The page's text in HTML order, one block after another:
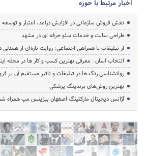
اخبار مرتبط با حوزه
نقش فروش سازمانی در افزایش درآمد، اعتبار و توسعه
طراحی سایت و خدمات سئو حرفه ای در مشهد
از تبلیغات تا همراهی اجتماعی؛ روایت تازه‌ای از
انتخاب آسان : معرفی بهترین کسب و کار ها در مجله
روانشناسی رنگ ها در تبلیغات و تاثیر مستقیم آن بر
بهترین روش‌های برندینگ پزشکی
آژانس دیجیتال مارکتینگ اصفهان بیزینس مپ همراه